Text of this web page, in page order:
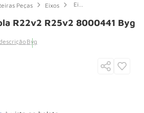
Peças Eixos
Eixo
Roda
Dupla
R22v2 R25v2 8000441 Byg
Byg